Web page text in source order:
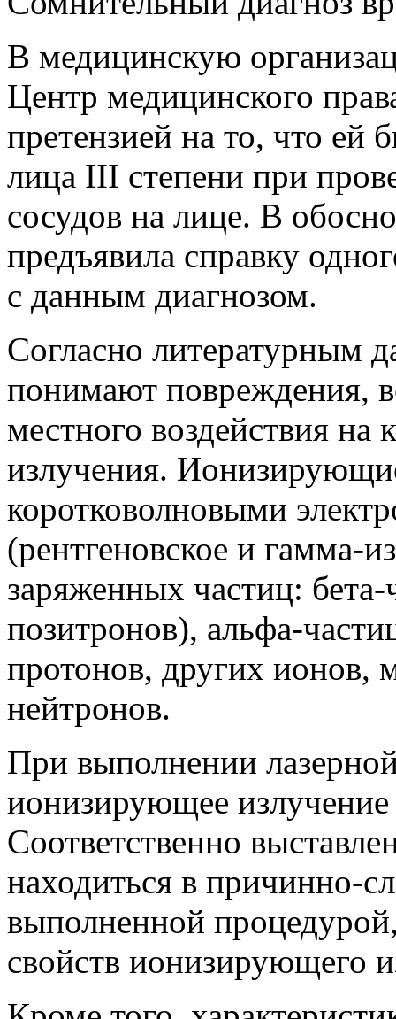
В медицинскую
Центр медицинского
претензией на то, что ей
лица III степени при
сосудов на лице. В
предъявила справку
с данным диагнозом.
Согласно литературным
понимают повреждения,
местного воздействия
излучения.
коротковолновыми
(рентгеновское и гамма-
заряженных частиц:
позитронов), альфа-
протонов, других ионов,
нейтронов.
При выполнении
ионизирующее излучение
Соответственно
находиться в причинно-
выполненной
свойств ионизирующего